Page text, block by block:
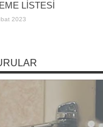
LİSTESİ
2023